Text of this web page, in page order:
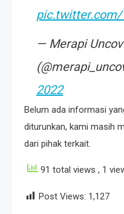
pic.twitter.com/
— Merapi
2022
Belum ada informasi
diturunkan, kami masih
dari pihak terkait.
91 total views , 1
Post Views: 1,127